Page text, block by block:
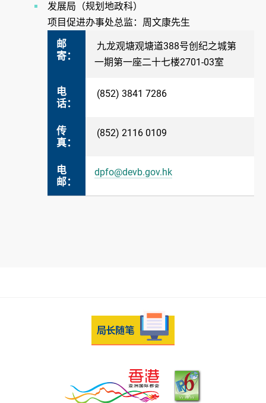
发展局（规划地政科）
项目促进办事处总监：周文康先生
邮
寄：
九龙观塘观塘道388号创纪之城第
一期第一座二十七楼2701-03室
电
话：
(852) 3841 7286
传
真：
(852) 2116 0109
电
邮：
dpfo@devb.gov.hk